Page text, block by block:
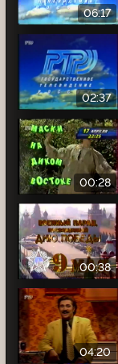
06:17
02:37
00:28
00:38
04:20